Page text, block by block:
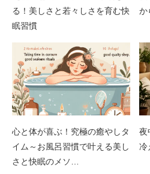
る！美しさと若々しさを育む快
眠習慣
か
心と体が喜ぶ！究極の癒やしタ
イム～お風呂習慣で叶える美し
さと快眠のメソ…
夜
冷